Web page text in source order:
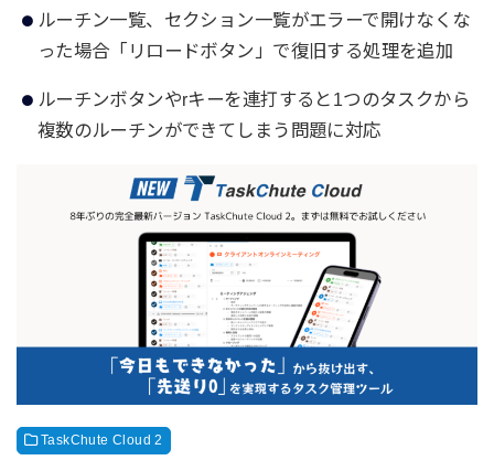
ルーチン一覧、セクション一覧がエラーで開けなくな
った場合「リロードボタン」で復旧する処理を追加
ルーチンボタンやrキーを連打すると1つのタスクから
複数のルーチンができてしまう問題に対応
TaskChute Cloud 2